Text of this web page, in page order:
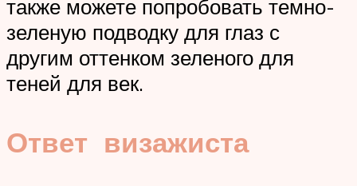
также можете попробовать темно-
зеленую подводку для глаз с
другим оттенком зеленого для
теней для век.
Ответ визажиста